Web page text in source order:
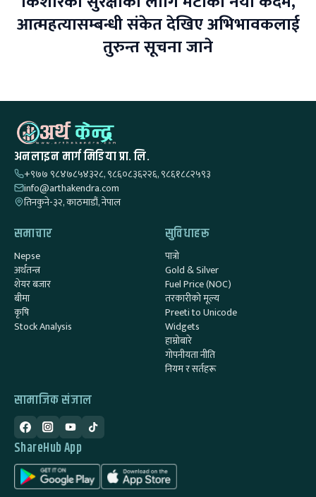
आत्महत्यासम्बन्धी संकेत देखिए अभिभावकलाई
तुरुन्त सूचना जाने
अनलाइन मार्ग मिडिया प्रा. लि.
+९७७ ९८४७८५४३२८, ९८६०८३६२२६, ९८६१८८२५९३
info@arthakendra.com
तिनकुने-३२, काठमाडौं, नेपाल
समाचार
Nepse
अर्थतन्त्र
शेयर बजार
बीमा
कृषि
Stock Analysis
सुविधाहरू
पात्रो
Gold & Silver
Fuel Price (NOC)
तरकारीको मूल्य
Preeti to Unicode
Widgets
हाम्रोबारे
गोपनीयता नीति
नियम र सर्तहरू
सामाजिक संजाल
ShareHub App